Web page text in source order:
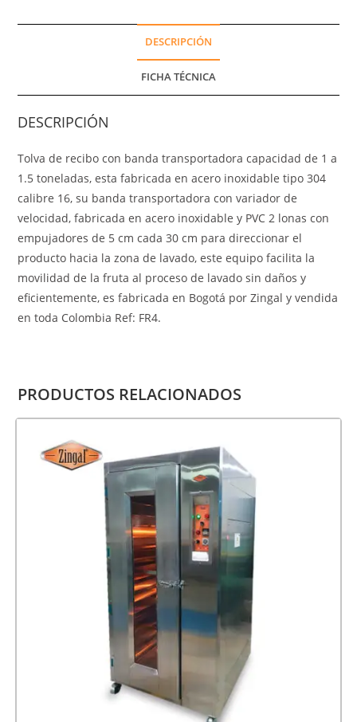
DESCRIPCIÓN
FICHA TÉCNICA
DESCRIPCIÓN
Tolva de recibo con banda transportadora capacidad de 1 a
1.5 toneladas, esta fabricada en acero inoxidable tipo 304
calibre 16, su banda transportadora con variador de
velocidad, fabricada en acero inoxidable y PVC 2 lonas con
empujadores de 5 cm cada 30 cm para direccionar el
producto hacia la zona de lavado, este equipo facilita la
movilidad de la fruta al proceso de lavado sin daños y
eficientemente, es fabricada en Bogotá por Zingal y vendida
en toda Colombia Ref: FR4.
PRODUCTOS RELACIONADOS